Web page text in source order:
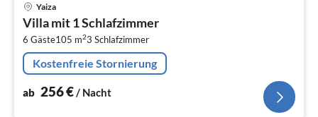
Yaiza
Villa mit 1 Schlafzimmer
6 Gäste105 m23 Schlafzimmer
Kostenfreie Stornierung
ab 256€/ Nacht